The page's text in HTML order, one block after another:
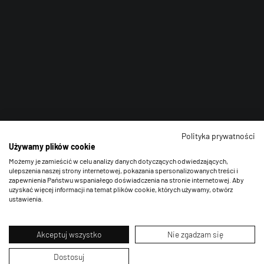
Polityka prywatności
Używamy plików cookie
Możemy je zamieścić w celu analizy danych dotyczących odwiedzających,
ulepszenia naszej strony internetowej, pokazania spersonalizowanych treści i
zapewnienia Państwu wspaniałego doświadczenia na stronie internetowej. Aby
uzyskać więcej informacji na temat plików cookie, których używamy, otwórz
ustawienia.
Akceptuj wszystko Nie zgadzam się
Dostosuj